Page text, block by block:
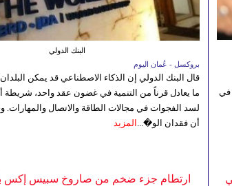
البنك الدولي
بروكسل - عُمان اليوم
قال البنك الدولي إن الذكاء الاصطناعي قد يمكن
ما يعادل قرناً من التنمية في غضون عقد واحد،
لسد الفجوات في مجالات الطاقة والاتصال والمهارات.
أن فقدان الو�... المزيد
في
ارتطام جزء ضخم من صاروخ سبيس إكس